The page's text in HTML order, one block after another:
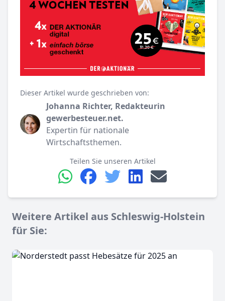
Dieser Artikel wurde geschrieben von:
Johanna Richter, Redakteurin
gewerbesteuer.net.
Expertin für nationale
Wirtschaftsthemen.
Teilen Sie unseren Artikel
Weitere Artikel aus Schleswig-Holstein
für Sie: